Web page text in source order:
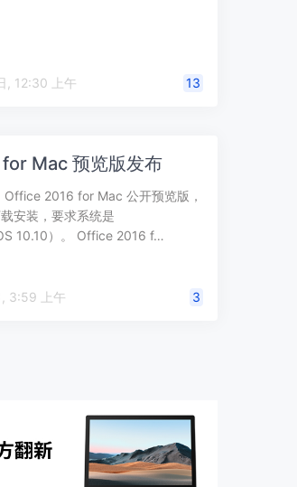
2015 年 7 月 10 日, 12:30 上午 13
Mac 预览版发布
Office 2016 for Mac 公开预览版，
安装，要求系统是
10.10）。 Office 2016 f…
2015 年 3 月 6 日, 3:59 上午 3